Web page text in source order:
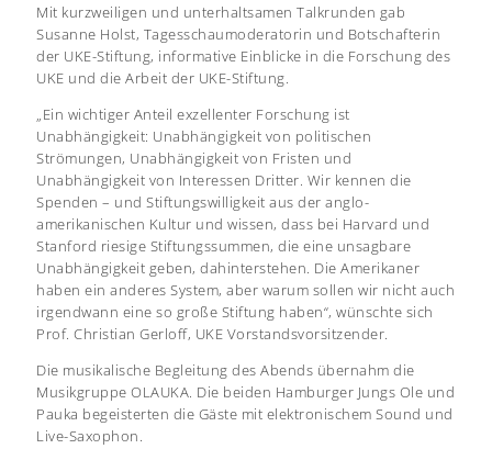
Mit kurzweiligen und unterhaltsamen Talkrunden gab
Susanne Holst, Tagesschaumoderatorin und Botschafterin
der UKE-Stiftung, informative Einblicke in die Forschung des
UKE und die Arbeit der UKE-Stiftung.
„Ein wichtiger Anteil exzellenter Forschung ist
Unabhängigkeit: Unabhängigkeit von politischen
Strömungen, Unabhängigkeit von Fristen und
Unabhängigkeit von Interessen Dritter. Wir kennen die
Spenden – und Stiftungswilligkeit aus der anglo-
amerikanischen Kultur und wissen, dass bei Harvard und
Stanford riesige Stiftungssummen, die eine unsagbare
Unabhängigkeit geben, dahinterstehen. Die Amerikaner
haben ein anderes System, aber warum sollen wir nicht auch
irgendwann eine so große Stiftung haben“, wünschte sich
Prof. Christian Gerloff, UKE Vorstandsvorsitzender.
Die musikalische Begleitung des Abends übernahm die
Musikgruppe OLAUKA. Die beiden Hamburger Jungs Ole und
Pauka begeisterten die Gäste mit elektronischem Sound und
Live-Saxophon.